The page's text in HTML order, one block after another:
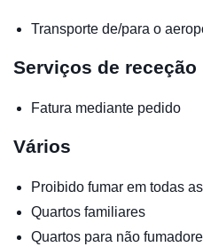
Transporte de/para o
Serviços de receção
Fatura mediante pedido
Vários
Proibido fumar em todas
Quartos familiares
Quartos para não